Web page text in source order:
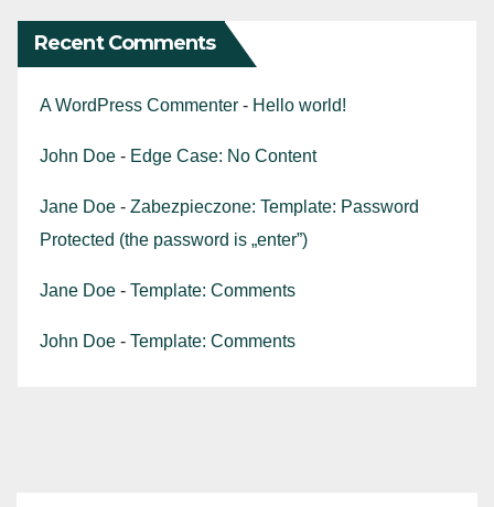
Recent Comments
A WordPress Commenter - Hello world!
John Doe - Edge Case: No Content
Jane Doe - Zabezpieczone: Template: Password
Protected (the password is „enter”)
Jane Doe - Template: Comments
John Doe - Template: Comments